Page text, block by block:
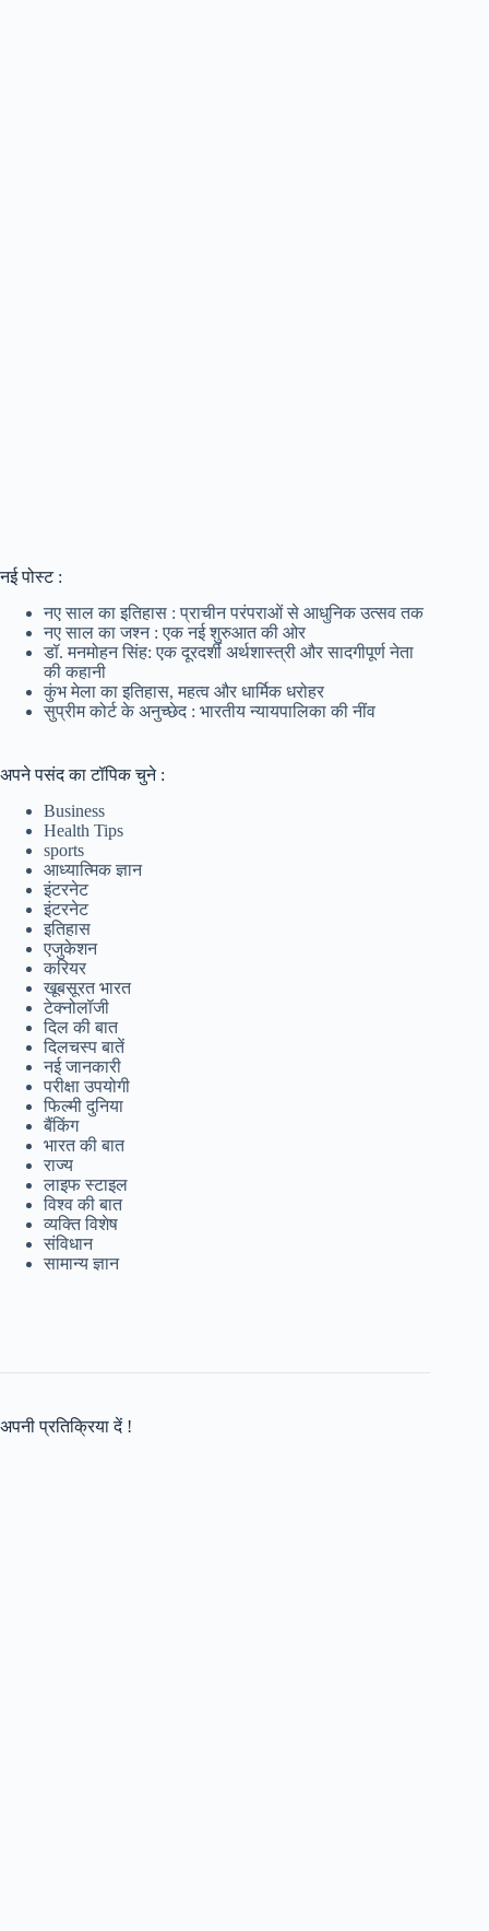
नई पोस्ट :
नए साल का इतिहास : प्राचीन परंपराओं से आधुनिक उत्सव तक
नए साल का जश्न : एक नई शुरुआत की ओर
डॉ. मनमोहन सिंह: एक दूरदर्शी अर्थशास्त्री और सादगीपूर्ण नेता
की कहानी
कुंभ मेला का इतिहास, महत्व और धार्मिक धरोहर
सुप्रीम कोर्ट के अनुच्छेद : भारतीय न्यायपालिका की नींव
अपने पसंद का टॉपिक चुने :
Business
Health Tips
sports
आध्यात्मिक ज्ञान
इंटरनेट
इंटरनेट
इतिहास
एजुकेशन
करियर
खूबसूरत भारत
टेक्नोलॉजी
दिल की बात
दिलचस्प बातें
नई जानकारी
परीक्षा उपयोगी
फिल्मी दुनिया
बैंकिंग
भारत की बात
राज्य
लाइफ स्टाइल
विश्व की बात
व्यक्ति विशेष
संविधान
सामान्य ज्ञान
अपनी प्रतिक्रिया दें !